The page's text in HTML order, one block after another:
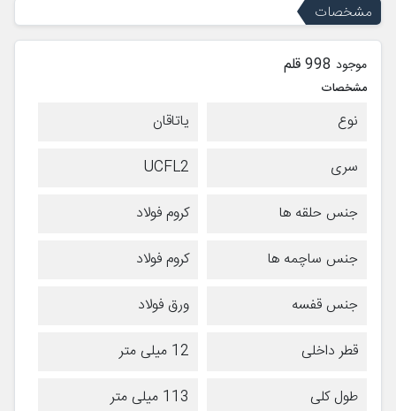
مشخصات
موجود 998 قلم
مشخصات
نوع
یاتاقان
سری
UCFL2
جنس حلقه ها
کروم فولاد
جنس ساچمه ها
کروم فولاد
جنس قفسه
ورق فولاد
قطر داخلی
12 میلی متر
طول کلی
113 میلی متر